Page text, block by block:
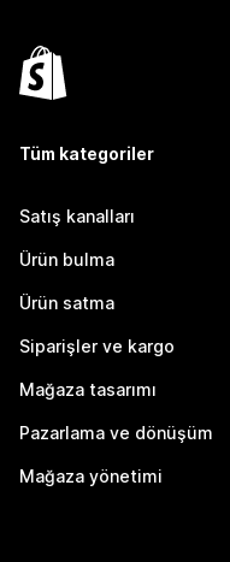
Tüm kategoriler
Satış kanalları
Ürün bulma
Ürün satma
Siparişler ve kargo
Mağaza tasarımı
Pazarlama ve dönüşüm
Mağaza yönetimi